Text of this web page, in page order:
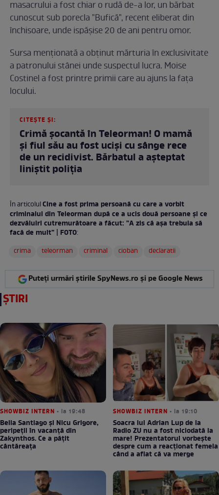
masacrului a fost chiar o rudă de-a lor, un bărbat
cunoscut sub porecla "Bufică", recent eliberat din
închisoare, unde ispășise 20 de ani pentru omor.
Sursa menționată a obținut mărturia în exclusivitate
a patronului stânei unde suspectul lucra. Moise
Costinel a fost printre primii care au ajuns la fața
locului.
CITEȘTE ȘI:
Crimă șocantă în Teleorman! O mamă
și fiul său au fost uciși cu sânge rece
de un recidivist. Bărbatul a așteptat
liniștit poliția
În articolulCine a fost prima persoană cu care a vorbit
criminalul din Teleorman după ce a ucis două persoane și ce
dezvăluiri cutremurătoare a făcut: ”A zis că așa trebuia să
facă de mult” | FOTO:
crima
teleorman criminal cioban declaratii
Puteți urmări știrile SpyNews.ro și pe Google News
ȘTIRI
SHOWBIZ INTERN • la 19:48
Bella Santiago și Nicu Grigore,
peripeții în vacanță din
Zakynthos. Ce a pățit
cântăreața
SHOWBIZ INTERN • la 19:10
Soacra lui Adrian Lup de la
Radio ZU nu a fost niciodată la
mare! Prezentatorul vorbește
despre cum a reacționat femeia
când a aflat că va merge